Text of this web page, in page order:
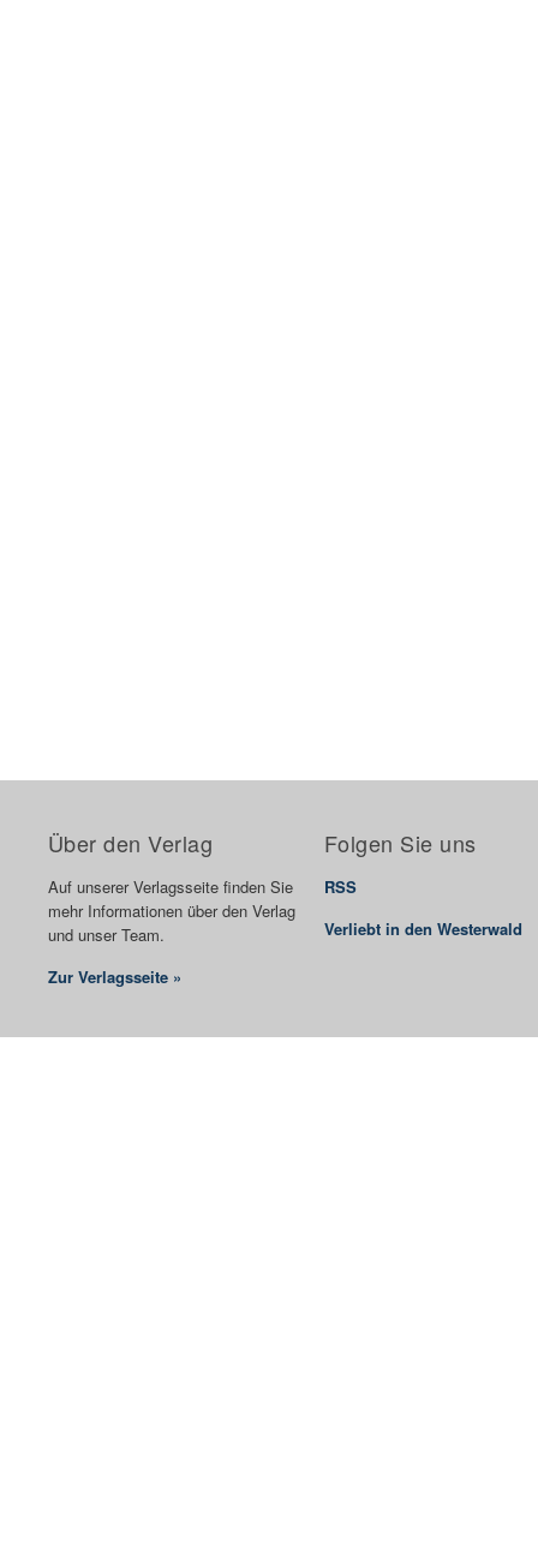
Über den Verlag
Auf unserer Verlagsseite finden Sie
mehr Informationen über den Verlag
und unser Team.
Zur Verlagsseite »
Folgen Sie uns
RSS
Verliebt in den Westerwald